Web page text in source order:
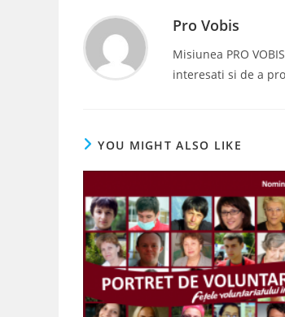
Pro Vobis
Misiunea PRO
interesati si de a
YOU MIGHT ALSO LIKE